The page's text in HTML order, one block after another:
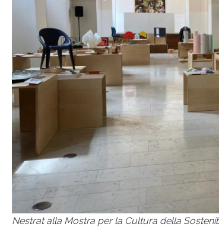
Nestrat alla Mostra per la Cultura della